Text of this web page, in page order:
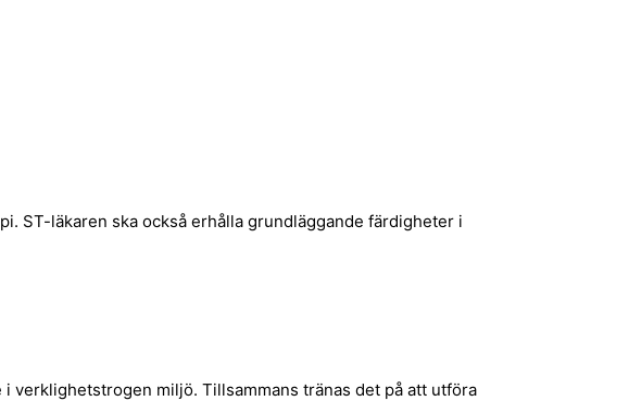
ST-läkaren ska också erhålla grundläggande färdigheter i
verklighetstrogen miljö. Tillsammans tränas det på att utföra